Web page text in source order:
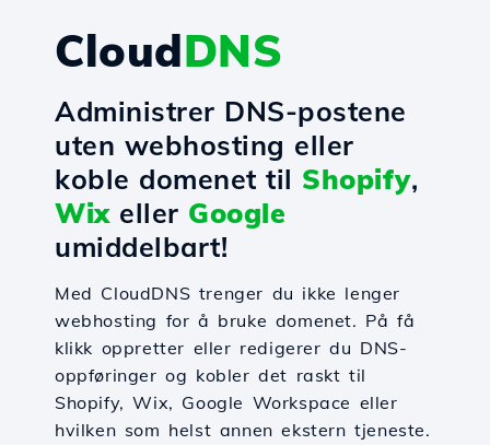
CloudDNS
Administrer DNS-postene
uten webhosting eller
koble domenet til Shopify,
Wixeller Google
umiddelbart!
Med CloudDNS trenger du ikke lenger
webhosting for å bruke domenet. På få
klikk oppretter eller redigerer du DNS-
oppføringer og kobler det raskt til
Shopify, Wix, Google Workspace eller
hvilken som helst annen ekstern tjeneste.